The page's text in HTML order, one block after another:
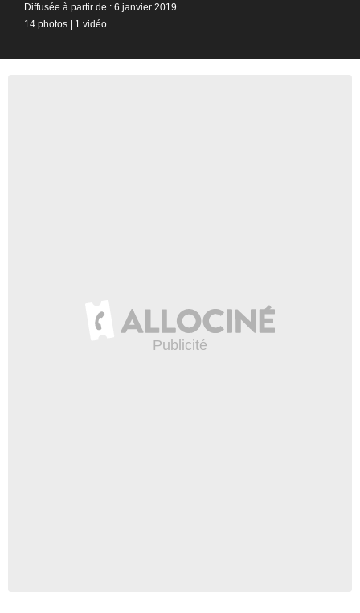
Diffusée à partir de : 6 janvier 2019
14 photos | 1 vidéo